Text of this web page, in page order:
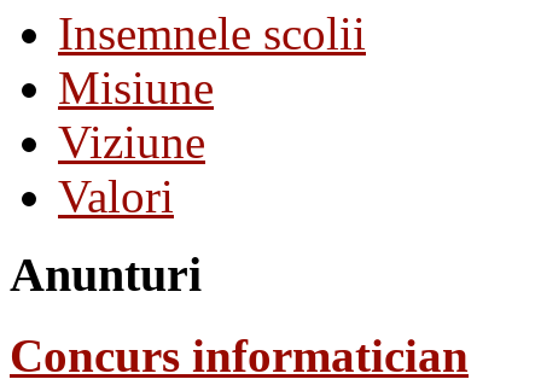
Insemnele scolii
Misiune
Viziune
Valori
Anunturi
Concurs informatician